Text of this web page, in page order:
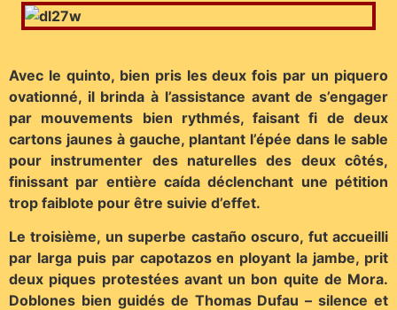
Avec le quinto, bien pris les deux fois par un piquero
ovationné, il brinda à l’assistance avant de s’engager
par mouvements bien rythmés, faisant fi de deux
cartons jaunes à gauche, plantant l’épée dans le sable
pour instrumenter des naturelles des deux côtés,
finissant par entière caída déclenchant une pétition
trop faiblote pour être suivie d’effet.
Le troisième, un superbe castaño oscuro, fut accueilli
par larga puis par capotazos en ployant la jambe, prit
deux piques protestées avant un bon quite de Mora.
Doblones bien guidés de Thomas Dufau – silence et